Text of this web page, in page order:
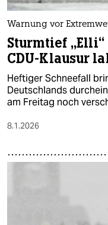
Warnung vor
Sturmtief
CDU-Klausur
Heftiger Schneefall
Deutschlands
am Freitag noch
8.1.2026